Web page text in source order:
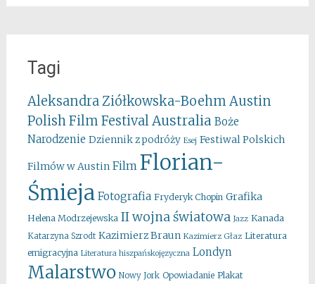
Tagi
Aleksandra Ziółkowska-Boehm Austin
Polish Film FestivalAustralia Boże
Narodzenie Dziennik z podróży Esej Festiwal Polskich
Filmów w Austin Film Florian-
Śmieja Fotografia Fryderyk Chopin Grafika
Helena Modrzejewska II wojna światowa Jazz Kanada
Katarzyna Szrodt Kazimierz Braun Kazimierz Głaz Literatura
emigracyjna Literatura hiszpańskojęzyczna Londyn
Malarstwo Nowy Jork Opowiadanie Plakat